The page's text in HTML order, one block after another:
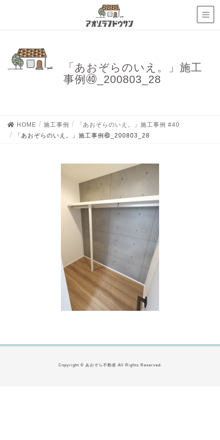
「あおぞらのいえ。」施工
事例㊵_200803_28
HOME 施工事例
「あおぞらのいえ。」施工事例 #40
「あおぞらのいえ。」施工事例㊵_200803_28
Copyright © あおぞら不動産 All Rights Reserved.